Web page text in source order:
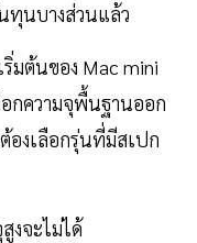
ทุนบางส่วนแล้ว
ริ่มต้นของ Mac mini
กความจุพื้นฐานออก
งเลือกรุ่นที่มีสเปก
งจะไม่ได้